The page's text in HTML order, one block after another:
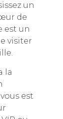
un
de
est un
visiter
la
est